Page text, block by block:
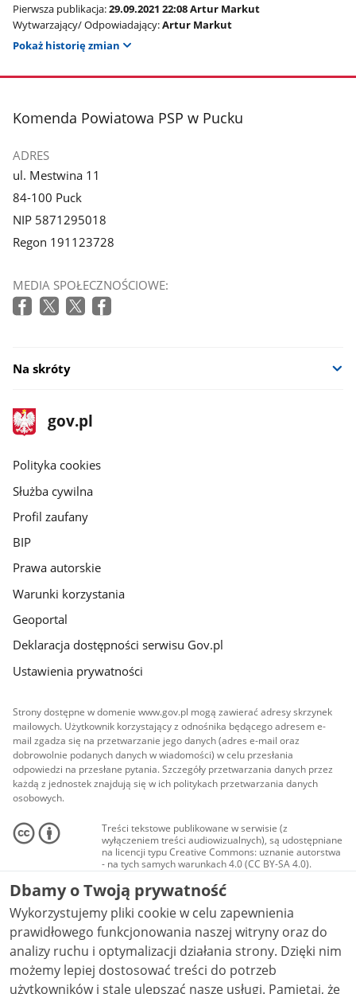
Pierwsza publikacja:29.09.2021 22:08 Artur Markut
Wytwarzający/ Odpowiadający:Artur Markut
Pokaż historię zmian
stopka
Komenda Powiatowa PSP w Pucku
ADRES
ul. Mestwina 11
84-100 Puck
NIP 5871295018
Regon 191123728
MEDIA SPOŁECZNOŚCIOWE:
Na skróty
stopka
gov.pl
Strona
gov.pl
gov.pl
Polityka cookies
Służba cywilna
Profil zaufany
BIP
Prawa autorskie
Warunki korzystania
Geoportal
Deklaracja dostępności serwisu Gov.pl
Ustawienia prywatności
Strony dostępne w domenie www.gov.pl mogą zawierać adresy skrzynek
mailowych. Użytkownik korzystający z odnośnika będącego adresem e-
mail zgadza się na przetwarzanie jego danych (adres e-mail oraz
dobrowolnie podanych danych w wiadomości) w celu przesłania
odpowiedzi na przesłane pytania. Szczegóły przetwarzania danych przez
każdą z jednostek znajdują się w ich politykach przetwarzania danych
osobowych.
Treści tekstowe publikowane w serwisie (z
wyłączeniem treści audiowizualnych), są udostępniane
na licencji typu Creative Commons: uznanie autorstwa
- na tych samych warunkach 4.0 (CC BY-SA 4.0).
Materiały audiowizualne, w tym zdjęcia, materiały
audio i wideo, są udostępniane na licencji typu
Creative Commons: uznanie autorstwa użycie
niekomercyjne - bez utworów zależnych 4.0 (CC BY-
NC-ND 4.0), o ile nie jest to stwierdzone inaczej.
Dbamy o Twoją prywatność
Wykorzystujemy pliki cookie w celu zapewnienia
prawidłowego funkcjonowania naszej witryny oraz do
analizy ruchu i optymalizacji działania strony. Dzięki nim
możemy lepiej dostosować treści do potrzeb
użytkowników i stale ulepszać nasze usługi. Pamiętaj, że